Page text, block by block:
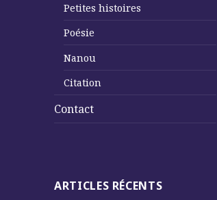
Petites histoires
Poésie
Nanou
Citation
Contact
ARTICLES RÉCENTS